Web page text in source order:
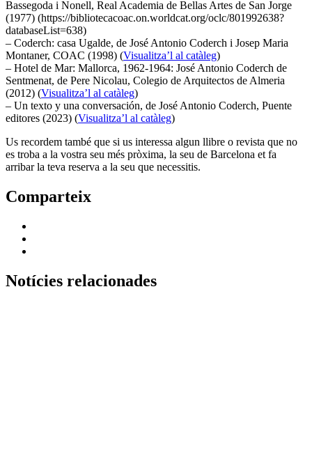
Bassegoda i Nonell, Real Academia de Bellas Artes de San Jorge
(1977) (https://bibliotecacoac.on.worldcat.org/oclc/801992638?
databaseList=638)
– Coderch: casa Ugalde, de José Antonio Coderch i Josep Maria
Montaner, COAC (1998) (Visualitza’l al catàleg)
– Hotel de Mar: Mallorca, 1962-1964: José Antonio Coderch de
Sentmenat, de Pere Nicolau, Colegio de Arquitectos de Almeria
(2012) (Visualitza’l al catàleg)
– Un texto y una conversación, de José Antonio Coderch, Puente
editores (2023) (Visualitza’l al catàleg)
Us recordem també que si us interessa algun llibre o revista que no
es troba a la vostra seu més pròxima, la seu de Barcelona et fa
arribar la teva reserva a la seu que necessitis.
Comparteix
Notícies relacionades